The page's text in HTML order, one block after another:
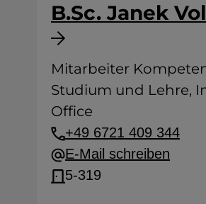
B.Sc. Janek
Mitarbeiter
Studium und Lehre,
Office
+49 6721 409 344
E-Mail schreiben
5-319